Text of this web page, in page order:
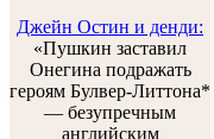
Джейн Остин и денди:
«Пушкин заставил
Онегина подражать
героям Булвер-Литтона*
— безупречным
английским